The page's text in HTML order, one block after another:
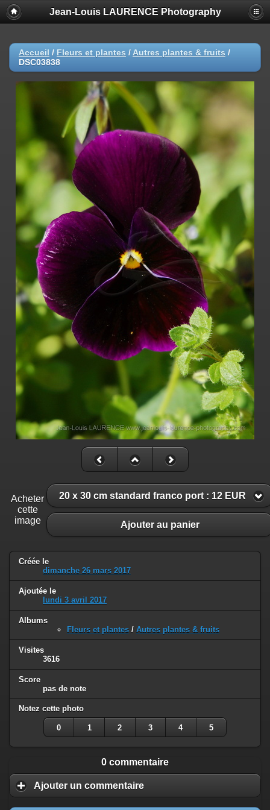
Jean-Louis LAURENCE Photography
Accueil / Fleurs et plantes / Autres plantes & fruits /
DSC03838
Acheter
cette
image
20 x 30 cm standard franco port : 12 EUR
Ajouter au panier
Créée le
dimanche 26 mars 2017
Ajoutée le
lundi 3 avril 2017
Albums
Fleurs et plantes / Autres plantes & fruits
Visites
3616
Score
pas de note
Notez cette photo
0 1 2 3 4 5
0 commentaire
Ajouter un commentaire